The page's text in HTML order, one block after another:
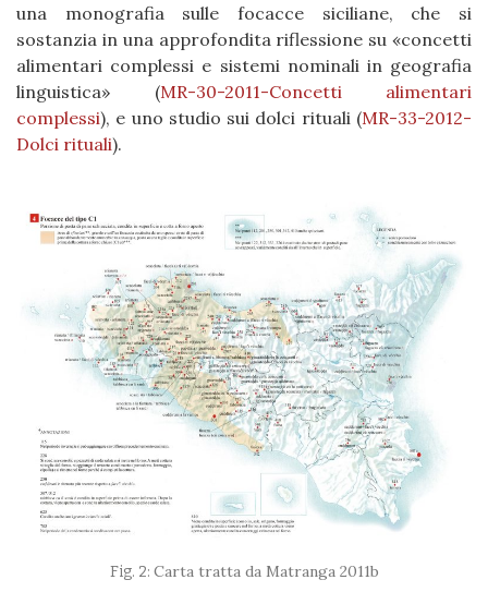
una monografia sulle focacce siciliane, che si
sostanzia in una approfondita riflessione su «concetti
alimentari complessi e sistemi nominali in geografia
linguistica» (MR-30-2011-Concetti alimentari
complessi), e uno studio sui dolci rituali (MR-33-2012-
Dolci rituali).
Carta tratta da Matranga 2011b